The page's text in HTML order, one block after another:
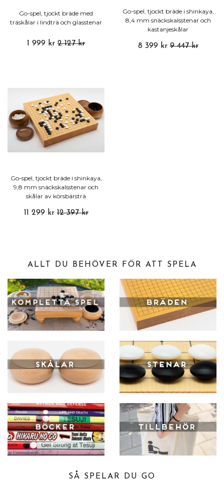
Go-spel, tjockt bräde med
träskålar i lindträ och glasstenar
1 999 kr 2 127 kr
Go-spel, tjockt bräde i shinkaya,
8,4 mm snäckskalsstenar och
kastanjeskålar
8 399 kr9 447 kr
Go-spel, tjockt bräde i shinkaya,
9,8 mm snäckskalsstenar och
skålar av körsbärsträ
11 299 kr12 397 kr
ALLT DU BEHÖVER FÖR ATT SPELA
SÅ SPELAR DU GO